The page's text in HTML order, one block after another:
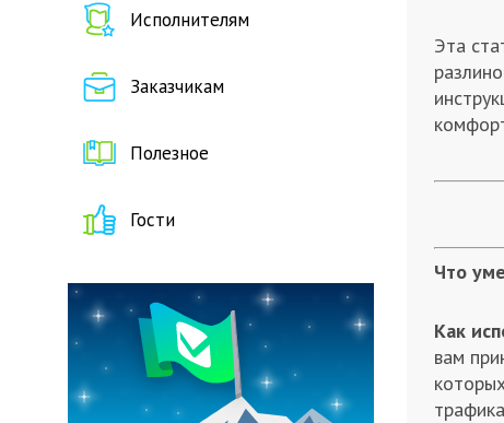
Исполнителям
Заказчикам
Полезное
Гости
Эта
Что
Как
вам